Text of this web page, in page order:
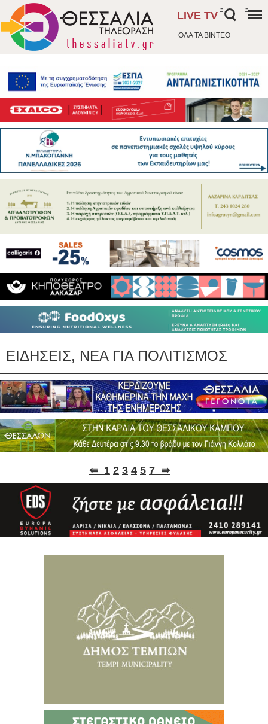
ΟΛΑ ΤΑ ΒΙΝΤΕΟ
LIVE TV
- -
ΕΙΔΗΣΕΙΣ, ΝΕΑ ΓΙΑ ΠΟΛΙΤΙΣΜΟΣ
⇚ 1 2 3 4 5 7 ⇛